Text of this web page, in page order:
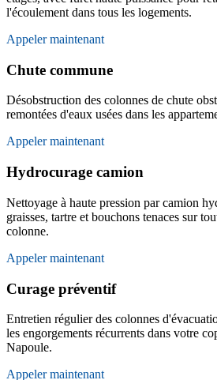
l'écoulement dans tous les logements.
Appeler maintenant
Chute commune
Désobstruction des colonnes de chute
remontées d'eaux usées dans les
Appeler maintenant
Hydrocurage camion
Nettoyage à haute pression par camion
graisses, tartre et bouchons tenaces sur
colonne.
Appeler maintenant
Curage préventif
Entretien régulier des colonnes
les engorgements récurrents dans votre
Napoule.
Appeler maintenant